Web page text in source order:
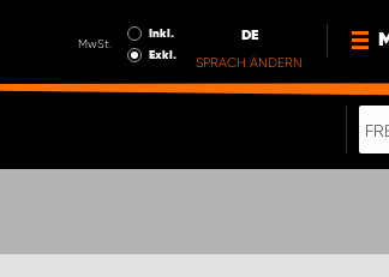
MwSt.
Inkl.
Exkl.
DE
SPRACH ÄNDERN